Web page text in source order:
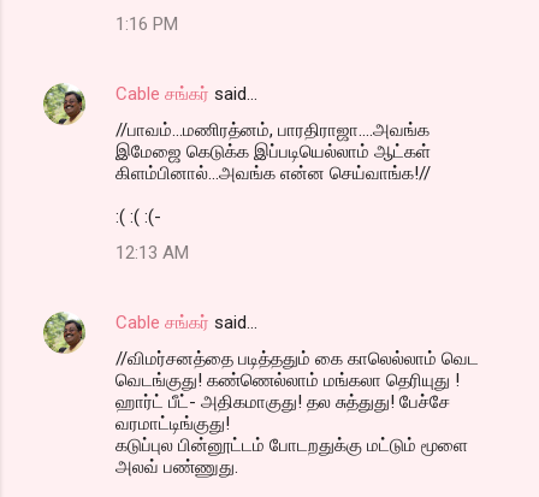
1:16 PM
Cable சங்கர் said…
//பாவம்...மணிரத்னம், பாரதிராஜா....அவங்க
இமேஜை கெடுக்க இப்படியெல்லாம் ஆட்கள்
கிளம்பினால்...அவங்க என்ன செய்வாங்க!//
:( :( :(-
12:13 AM
Cable சங்கர் said…
//விமர்சனத்தை படித்ததும் கை காலெல்லாம் வெட
வெடங்குது! கண்ணெல்லாம் மங்கலா தெரியுது !
ஹார்ட் பீட்- அதிகமாகுது! தல சுத்துது! பேச்சே
வரமாட்டிங்குது!
கடுப்புல பின்னூட்டம் போடறதுக்கு மட்டும் மூளை
அலவ் பண்ணுது.